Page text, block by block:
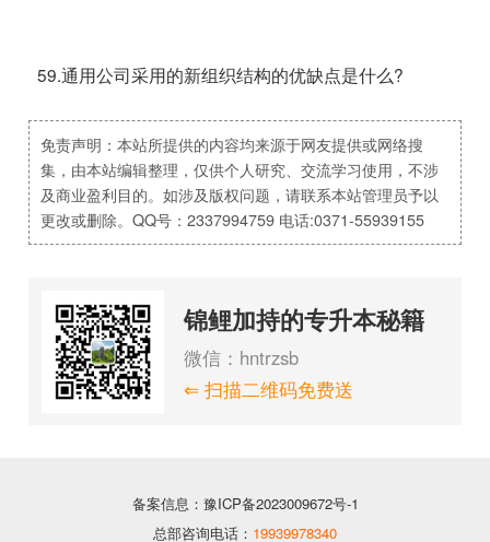
59.通用公司采用的新组织结构的优缺点是什么?
免责声明：本站所提供的内容均来源于网友提供或网络搜
集，由本站编辑整理，仅供个人研究、交流学习使用，不涉
及商业盈利目的。如涉及版权问题，请联系本站管理员予以
更改或删除。QQ号：2337994759 电话:0371-55939155
锦鲤加持的专升本秘籍
微信：hntrzsb
⇐ 扫描二维码免费送
备案信息：豫ICP备2023009672号-1
总部咨询电话： 19939978340